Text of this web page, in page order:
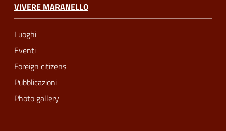
VIVERE MARANELLO
Luoghi
Eventi
Foreign citizens
Pubblicazioni
Photo gallery